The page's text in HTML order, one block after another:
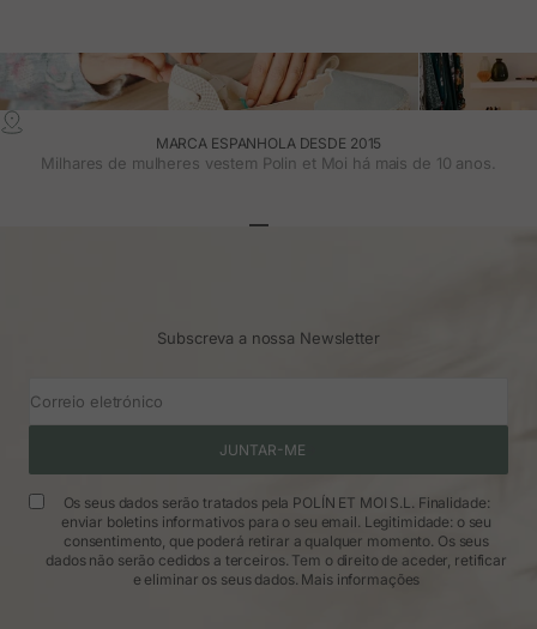
MARCA ESPANHOLA DESDE 2015
Milhares de mulheres vestem Polin et Moi há mais de 10 anos.
Subscreva a nossa Newsletter
Correio eletrónico
JUNTAR-ME
Os seus dados serão tratados pela POLÍN ET MOI S.L. Finalidade:
enviar boletins informativos para o seu email. Legitimidade: o seu
consentimento, que poderá retirar a qualquer momento. Os seus
dados não serão cedidos a terceiros. Tem o direito de aceder, retificar
e eliminar os seus dados. Mais informações